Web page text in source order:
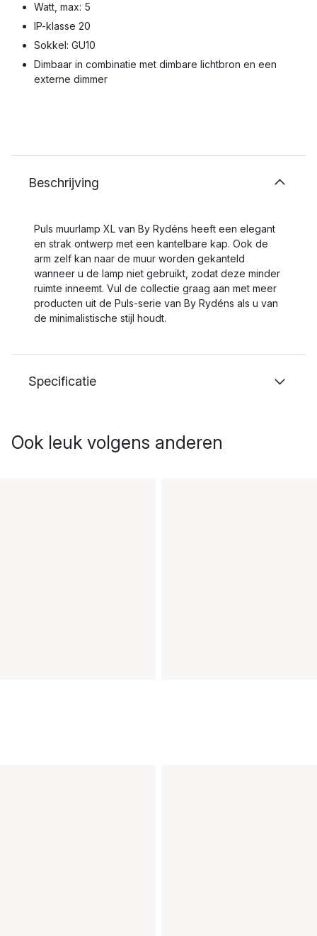
Watt, max: 5
IP-klasse 20
Sokkel: GU10
Dimbaar in combinatie met dimbare lichtbron en een
externe dimmer
Beschrijving
Puls muurlamp XL van By Rydéns heeft een elegant
en strak ontwerp met een kantelbare kap. Ook de
arm zelf kan naar de muur worden gekanteld
wanneer u de lamp niet gebruikt, zodat deze minder
ruimte inneemt. Vul de collectie graag aan met meer
producten uit de Puls-serie van By Rydéns als u van
de minimalistische stijl houdt.
Specificatie
Ook leuk volgens anderen